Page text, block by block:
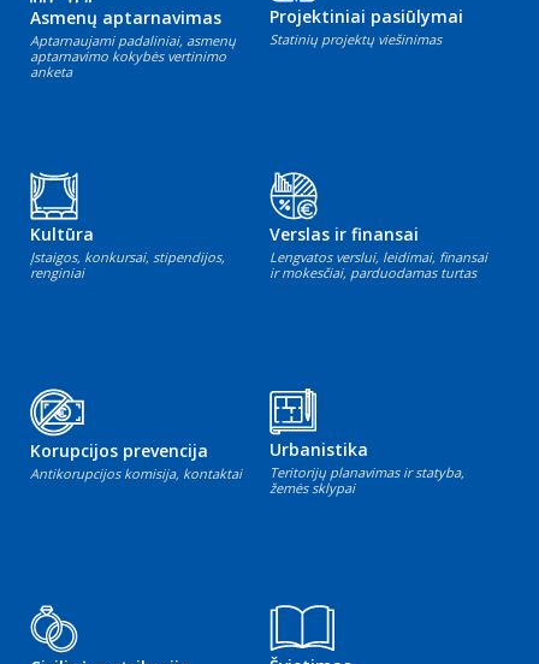
Asmenų aptarnavimas
Aptarnaujami padaliniai, asmenų
aptarnavimo kokybės vertinimo
anketa
Projektiniai pasiūlymai
Statinių projektų viešinimas
Kultūra
Įstaigos, konkursai, stipendijos,
renginiai
Verslas ir finansai
Lengvatos verslui, leidimai, finansai
ir mokesčiai, parduodamas turtas
Korupcijos prevencija
Antikorupcijos komisija, kontaktai
Urbanistika
Teritorijų planavimas ir statyba,
žemės sklypai